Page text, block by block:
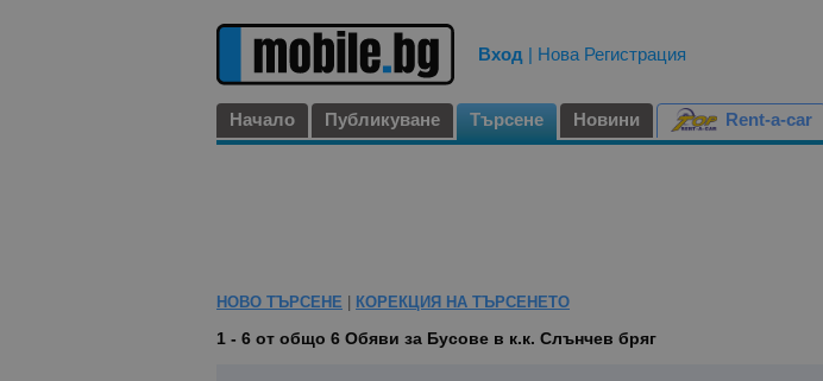
Вход | Нова Регистрация
Начало Публикуване Търсене Новини Rent-a-car
НОВО ТЪРСЕНЕ КОРЕКЦИЯ НА ТЪРСЕНЕТО
1 - 6 от общо 6 Обяви за Бусове в к.к. Слънчев бряг